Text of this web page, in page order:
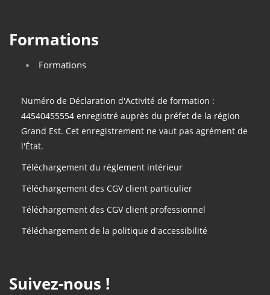
Formations
Formations
Numéro de Déclaration d'Activité de formation :
44540455554 enregistré auprès du préfet de la région
Grand Est. Cet enregistrement ne vaut pas agrément de
l'État.
Téléchargement du règlement intérieur
Téléchargement des CGV client particulier
Téléchargement des CGV client professionnel
Téléchargement de la politique d'accessibilité
Suivez-nous !